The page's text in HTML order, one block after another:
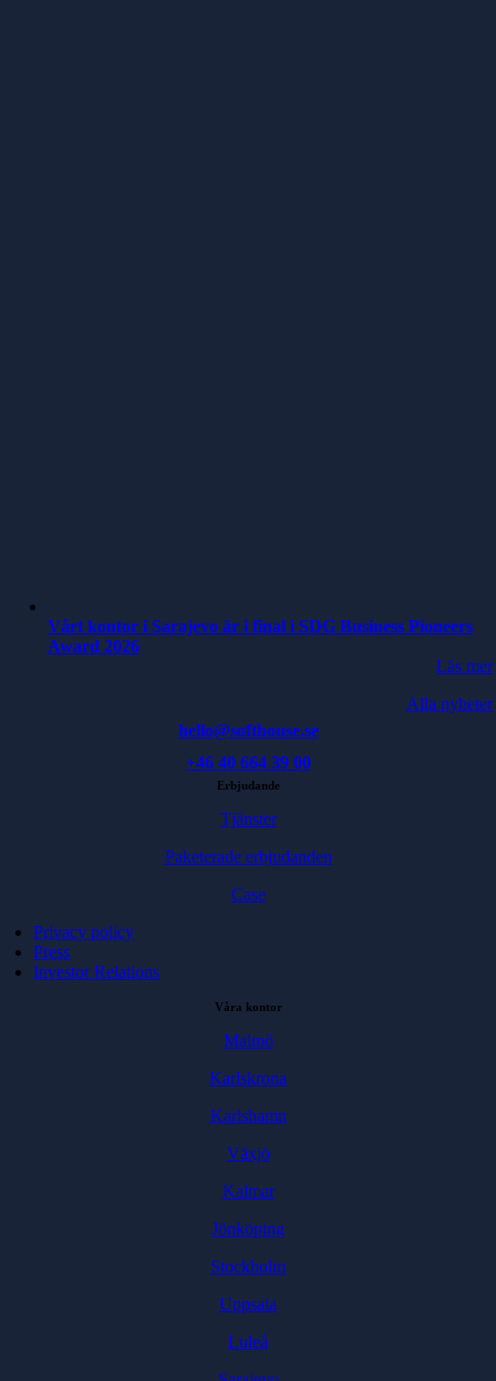
Vårt kontor i Sarajevo är i final i SDG Business Pioneers
Award 2026
Läs mer
Alla nyheter
hello@softhouse.se
+46 40 664 39 00
Erbjudande
Tjänster
Paketerade erbjudanden
Case
Privacy policy
Press
Investor Relations
Våra kontor
Malmö
Karlskrona
Karlshamn
Växjö
Kalmar
Jönköping
Stockholm
Uppsala
Luleå